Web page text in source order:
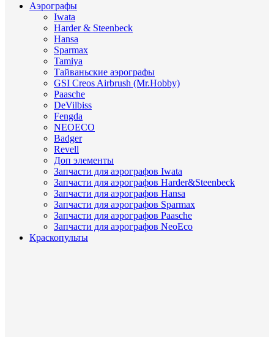
Аэрографы
Iwata
Harder & Steenbeck
Hansa
Sparmax
Tamiya
Тайваньские аэрографы
GSI Creos Airbrush (Mr.Hobby)
Paasche
DeVilbiss
Fengda
NEOECO
Badger
Revell
Доп элементы
Запчасти для аэрографов Iwata
Запчасти для аэрографов Harder&Steenbeck
Запчасти для аэрографов Hansa
Запчасти для аэрографов Sparmax
Запчасти для аэрографов Paasche
Запчасти для аэрографов NeoEco
Краскопульты